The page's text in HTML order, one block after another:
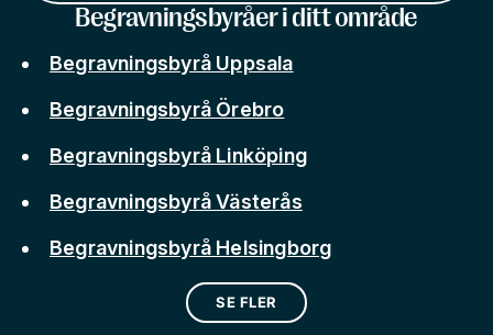
Begravningsbyråer i ditt område
Begravningsbyrå Uppsala
Begravningsbyrå Örebro
Begravningsbyrå Linköping
Begravningsbyrå Västerås
Begravningsbyrå Helsingborg
SE FLER